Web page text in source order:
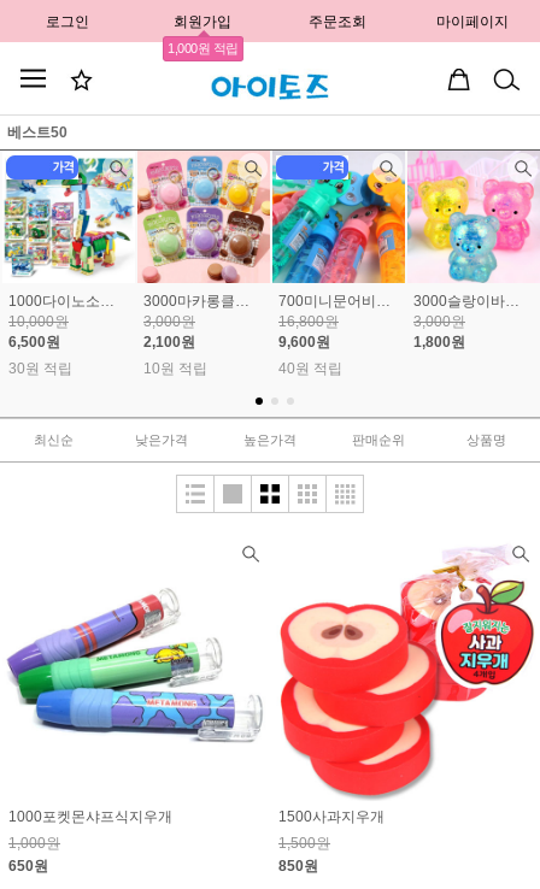
로그인 회원가입
1,000원 적립
주문조회 마이페이지
베스트50
1000다이노소어블럭(10종) 1개650원
10,000원
6,500원
30원 적립
3000마카롱클리커키링
3,000원
2,100원
10원 적립
700미니문어비눗방울(24개) 1개 400원
16,800원
9,600원
40원 적립
3000슬랑이바구니곰
3,000원
1,800원
최신순 낮은가격 높은가격 판매순위 상품명
1000포켓몬샤프식지우개
1,000원
650원
1500사과지우개
1,500원
850원